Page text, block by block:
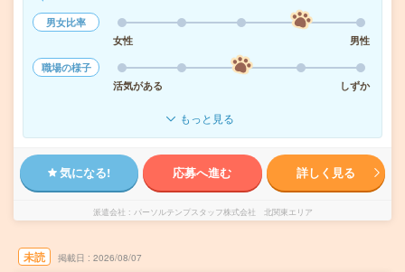
男女比率
女性
男性
職場の様子
活気がある
しずか
もっと見る
気になる! 応募へ進む 詳しく見る
派遣会社 パーソルテンプスタッフ株式会社 北関東エリア
未読 掲載日 2026/08/07